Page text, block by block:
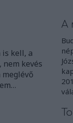
is kell, a
kevés
A